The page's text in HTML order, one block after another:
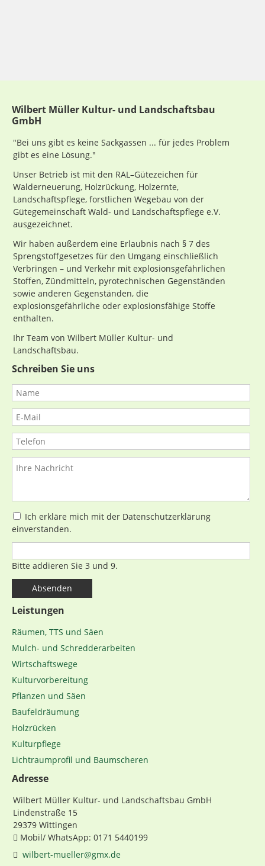
Wilbert Müller Kultur- und Landschaftsbau
GmbH
"Bei uns gibt es keine Sackgassen ... für jedes Problem
gibt es eine Lösung."
Unser Betrieb ist mit den RAL–Gütezeichen für
Walderneuerung, Holzrückung, Holzernte,
Landschaftspflege, forstlichen Wegebau von der
Gütegemeinschaft Wald- und Landschaftspflege e.V.
ausgezeichnet.
Wir haben außerdem eine Erlaubnis nach § 7 des
Sprengstoffgesetzes für den Umgang einschließlich
Verbringen – und Verkehr mit explosionsgefährlichen
Stoffen, Zündmitteln, pyrotechnischen Gegenständen
sowie anderen Gegenständen, die
explosionsgefährliche oder explosionsfähige Stoffe
enthalten.
Ihr Team von Wilbert Müller Kultur- und
Landschaftsbau.
Schreiben Sie uns
Ich erkläre mich mit der Datenschutzerklärung
einverstanden.
Bitte addieren Sie 3 und 9.
Absenden
Leistungen
Navigation
überspringen
Räumen, TTS und Säen
Mulch- und Schredderarbeiten
Wirtschaftswege
Kulturvorbereitung
Pflanzen und Säen
Baufeldräumung
Holzrücken
Kulturpflege
Lichtraumprofil und Baumscheren
Adresse
Wilbert Müller Kultur- und Landschaftsbau GmbH
Lindenstraße 15
29379 Wittingen
Mobil/ WhatsApp: 0171 5440199
wilbert-mueller@gmx.de